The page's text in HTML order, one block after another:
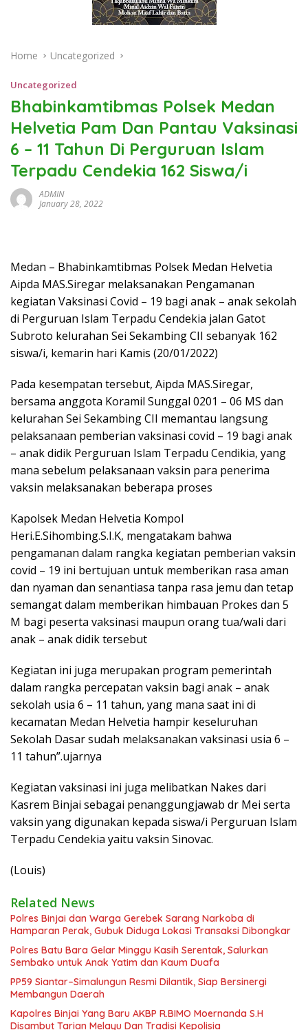
Home Uncategorized
Uncategorized
Bhabinkamtibmas Polsek Medan
Helvetia Pam Dan Pantau Vaksinasi
6 – 11 Tahun Di Perguruan Islam
Terpadu Cendekia 162 Siswa/i
ADMIN
January 28, 2022
Medan – Bhabinkamtibmas Polsek Medan Helvetia
Aipda MAS.Siregar melaksanakan Pengamanan
kegiatan Vaksinasi Covid – 19 bagi anak – anak sekolah
di Perguruan Islam Terpadu Cendekia jalan Gatot
Subroto kelurahan Sei Sekambing CII sebanyak 162
siswa/i, kemarin hari Kamis (20/01/2022)
Pada kesempatan tersebut, Aipda MAS.Siregar,
bersama anggota Koramil Sunggal 0201 – 06 MS dan
kelurahan Sei Sekambing CII memantau langsung
pelaksanaan pemberian vaksinasi covid – 19 bagi anak
– anak didik Perguruan Islam Terpadu Cendikia, yang
mana sebelum pelaksanaan vaksin para penerima
vaksin melaksanakan beberapa proses
Kapolsek Medan Helvetia Kompol
Heri.E.Sihombing.S.I.K, mengatakam bahwa
pengamanan dalam rangka kegiatan pemberian vaksin
covid – 19 ini bertujuan untuk memberikan rasa aman
dan nyaman dan senantiasa tanpa rasa jemu dan tetap
semangat dalam memberikan himbauan Prokes dan 5
M bagi peserta vaksinasi maupun orang tua/wali dari
anak – anak didik tersebut
Kegiatan ini juga merupakan program pemerintah
dalam rangka percepatan vaksin bagi anak – anak
sekolah usia 6 – 11 tahun, yang mana saat ini di
kecamatan Medan Helvetia hampir keseluruhan
Sekolah Dasar sudah melaksanakan vaksinasi usia 6 –
11 tahun”.ujarnya
Kegiatan vaksinasi ini juga melibatkan Nakes dari
Kasrem Binjai sebagai penanggungjawab dr Mei serta
vaksin yang digunakan kepada siswa/i Perguruan Islam
Terpadu Cendekia yaitu vaksin Sinovac.
(Louis)
Related News
Polres Binjai dan Warga Gerebek Sarang Narkoba di
Hamparan Perak, Gubuk Diduga Lokasi Transaksi Dibongkar
Polres Batu Bara Gelar Minggu Kasih Serentak, Salurkan
Sembako untuk Anak Yatim dan Kaum Duafa
PP59 Siantar–Simalungun Resmi Dilantik, Siap Bersinergi
Membangun Daerah
Kapolres Binjai Yang Baru AKBP R.BIMO Moernanda S.H
Disambut Tarian Melayu Dan Tradisi Kepolisia